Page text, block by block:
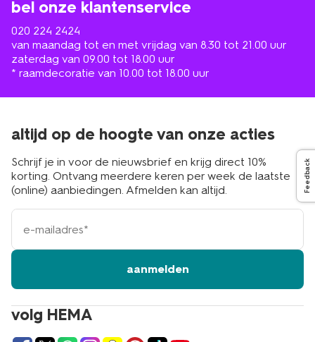
bel onze klantenservice
020 224 2424
van maandag tot en met vrijdag van 8.30 tot 21.00 uur
zaterdag van 09.00 tot 18.00 uur
* raamdecoratie van 10.00 tot 18.00 uur
volg HEMA
altijd op de hoogte van onze acties
Schrijf je in voor de nieuwsbrief en krijg direct 10%
korting. Ontvang meerdere keren per week de laatste
(online) aanbiedingen. Afmelden kan altijd.
e-
mailadres
aanmelden
Feedback